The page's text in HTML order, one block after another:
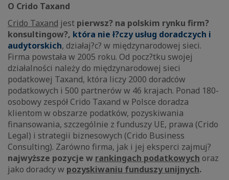
O Crido Taxand
Crido Taxand jest pierwsz? na polskim rynku firm?
konsultingow?, która nie ł?czy usług doradczych i
audytorskich, działaj?c? w międzynarodowej sieci.
Firma powstała w 2005 roku. Od pocz?tku swojej
działalności należy do międzynarodowej sieci
podatkowej Taxand, która liczy 2000 doradców
podatkowych i 500 partnerów w 46 krajach. Ponad 180-
osobowy zespół Crido Taxand w Polsce doradza
klientom w obszarze podatków, pozyskiwania
finansowania, szczególnie z funduszy UE, prawa (Crido
Legal) i strategii biznesowych (Crido Business
Consulting). Zarówno firma, jak i jej eksperci zajmuj?
najwyższe pozycje w rankingach podatkowych oraz
jako doradcy w pozyskiwaniu funduszy unijnych.